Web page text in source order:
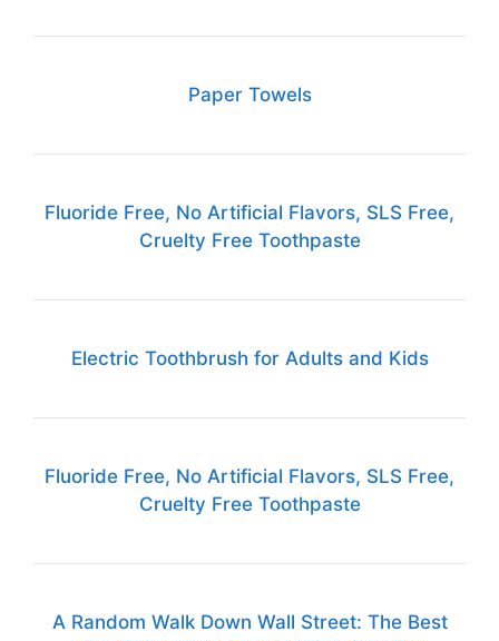
Paper Towels
Fluoride Free, No Artificial Flavors, SLS Free,
Cruelty Free Toothpaste
Electric Toothbrush for Adults and Kids
Fluoride Free, No Artificial Flavors, SLS Free,
Cruelty Free Toothpaste
A Random Walk Down Wall Street: The Best